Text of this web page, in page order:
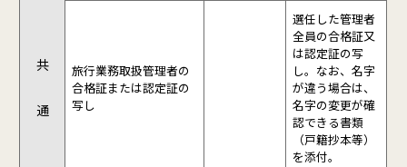
共
通
旅行業務取扱管理者の
合格証または認定証の
写し
選任した管理者
全員の合格証又
は認定証の写
し。なお、名字
が違う場合は、
名字の変更が確
認できる書類
（戸籍抄本等）
を添付。